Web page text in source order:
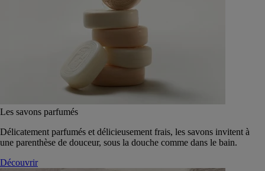
Les savons parfumés
Délicatement parfumés et délicieusement frais, les savons invitent à
une parenthèse de douceur, sous la douche comme dans le bain.
Découvrir